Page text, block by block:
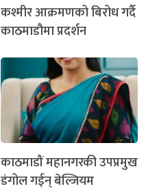
कश्मीर आक्रमणको बिरोध गर्दै
काठमाडौमा प्रदर्शन
काठमाडौं महानगरकी उपप्रमुख
डंगोल गईन् बेल्जियम